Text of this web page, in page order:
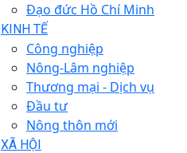
Đạo đức Hồ Chí Minh
KINH TẾ
Công nghiệp
Nông-Lâm nghiệp
Thương mại - Dịch vụ
Đầu tư
Nông thôn mới
XÃ HỘI